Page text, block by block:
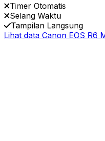
Timer Otomatis
Selang Waktu
Tampilan Langsung
Lihat data Canon EOS R6